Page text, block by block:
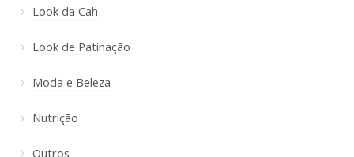
Look da Cah
Look de Patinação
Moda e Beleza
Nutrição
Outros